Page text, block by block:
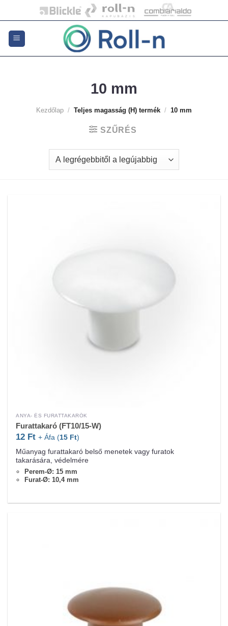
to
content
10 mm
Kezdőlap / Teljes magasság (H) termék / 10 mm
SZŰRÉS
ANYA- ÉS FURATTAKARÓK
Furattakaró (FT10/15-W)
12 Ft + Áfa (15 Ft)
Műanyag furattakaró belső menetek vagy furatok
takarására, védelmére
Perem-Ø: 15 mm
Furat-Ø: 10,4 mm